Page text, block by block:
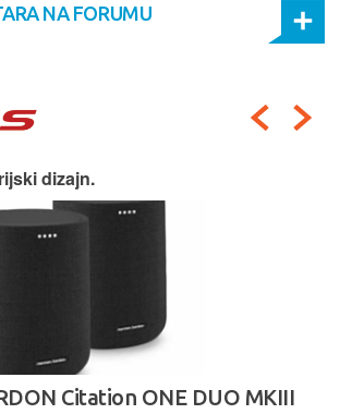
NA FORUMU
dizajn.
Citation ONE DUO MKIII